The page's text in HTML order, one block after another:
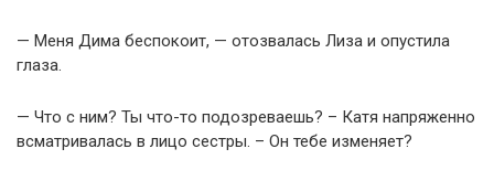
— Меня Дима беспокоит, — отозвалась Лиза и опустила
глаза.
— Что с ним? Ты что-то подозреваешь? – Катя напряженно
всматривалась в лицо сестры. – Он тебе изменяет?